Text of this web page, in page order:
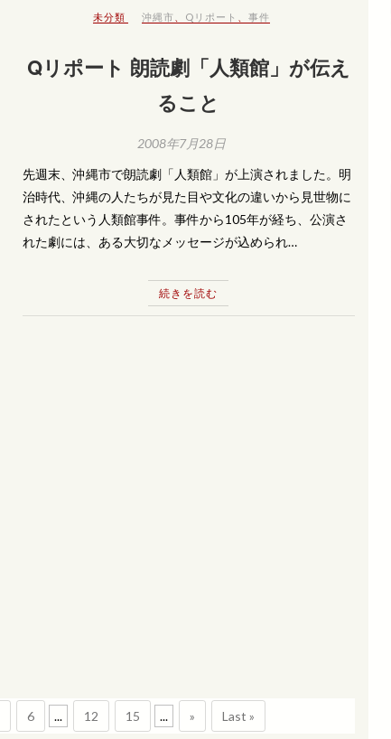
未分類 沖縄市 Qリポート 、事件
Qリポート 朗読劇「人類館」が伝え
ること
2008年7月28日
先週末、沖縄市で朗読劇「人類館」が上演されました。明
治時代、沖縄の人たちが見た目や文化の違いから見世物に
されたという人類館事件。事件から105年が経ち、公演さ
れた劇には、ある大切なメッセージが込められ…
続きを読む
6 ... 12 15 ... » Last »